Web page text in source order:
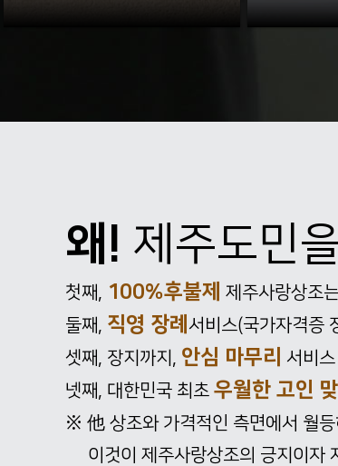
왜! 제주도민
첫째, 100%후불제
제주사랑상조
둘째, 직영 장례 서비스(국가자격증
셋째, 장지까지, 안심 마무리 서비스
넷째, 대한민국 최초 우월한 고인
※ 他 상조와 가격적인 측면에서 월
이것이 제주사랑상조의 긍지이자